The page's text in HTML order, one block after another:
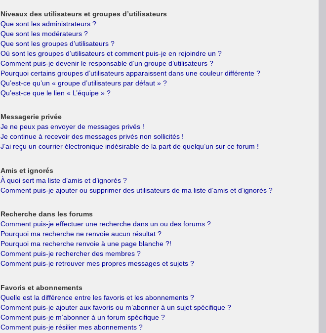
Niveaux des utilisateurs et groupes d’utilisateurs
Que sont les administrateurs ?
Que sont les modérateurs ?
Que sont les groupes d’utilisateurs ?
Où sont les groupes d’utilisateurs et comment puis-je en rejoindre un ?
Comment puis-je devenir le responsable d’un groupe d’utilisateurs ?
Pourquoi certains groupes d’utilisateurs apparaissent dans une couleur différente ?
Qu’est-ce qu’un « groupe d’utilisateurs par défaut » ?
Qu’est-ce que le lien « L’équipe » ?
Messagerie privée
Je ne peux pas envoyer de messages privés !
Je continue à recevoir des messages privés non sollicités !
J’ai reçu un courrier électronique indésirable de la part de quelqu’un sur ce forum !
Amis et ignorés
À quoi sert ma liste d’amis et d’ignorés ?
Comment puis-je ajouter ou supprimer des utilisateurs de ma liste d’amis et d’ignorés ?
Recherche dans les forums
Comment puis-je effectuer une recherche dans un ou des forums ?
Pourquoi ma recherche ne renvoie aucun résultat ?
Pourquoi ma recherche renvoie à une page blanche ?!
Comment puis-je rechercher des membres ?
Comment puis-je retrouver mes propres messages et sujets ?
Favoris et abonnements
Quelle est la différence entre les favoris et les abonnements ?
Comment puis-je ajouter aux favoris ou m’abonner à un sujet spécifique ?
Comment puis-je m’abonner à un forum spécifique ?
Comment puis-je résilier mes abonnements ?